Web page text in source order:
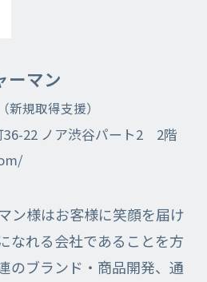
ーマン
新規取得支援）
36-22 ノア渋谷パート2 2階
ン様はお客様に笑顔を届け
なれる会社であることを方
のブランド・商品開発、通